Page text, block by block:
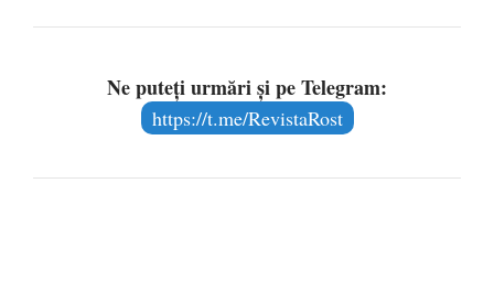
Ne puteți urmări și pe Telegram:
https://t.me/RevistaRost